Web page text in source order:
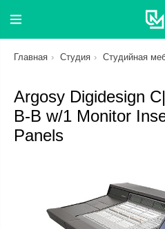
Главная Студия Студийная
Argosy Digidesign
B-B w/1 Monitor
Panels